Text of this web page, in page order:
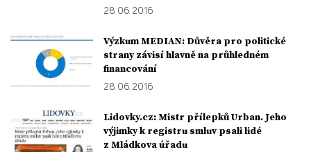
28. 06. 2016
Výzkum MEDIAN: Důvěra pro politické
strany závisí hlavně na průhledném
financování
28. 06. 2016
Lidovky.cz: Mistr přílepků Urban. Jeho
výjimky k registru smluv psali lidé
z Mládkova úřadu